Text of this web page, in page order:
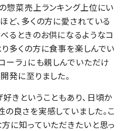
惣菜売上ランキング上位にい
ど、多くの方に愛されている
るときのお供になるようなコ
多くの方に食事を楽しんでい
ーラ」にも親しんでいただけ
発に至りました。
きということもあり、日頃か
良さを実感していました。こ
に知っていただきたいと思っ